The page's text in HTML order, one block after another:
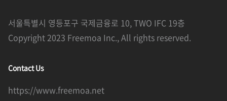
서울특별시 영등포구 국제금융로 10, TWO IFC 19층
Copyright 2023 Freemoa Inc., All rights reserved.
Contact Us
https://www.freemoa.net